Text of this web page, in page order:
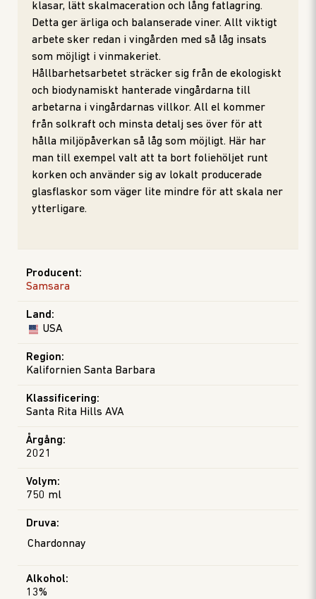
klasar, lätt skalmaceration och lång fatlagring.
Detta ger ärliga och balanserade viner. Allt viktigt
arbete sker redan i vingården med så låg insats
som möjligt i vinmakeriet.
Hållbarhetsarbetet sträcker sig från de ekologiskt
och biodynamiskt hanterade vingårdarna till
arbetarna i vingårdarnas villkor. All el kommer
från solkraft och minsta detalj ses över för att
hålla miljöpåverkan så låg som möjligt. Här har
man till exempel valt att ta bort foliehöljet runt
korken och använder sig av lokalt producerade
glasflaskor som väger lite mindre för att skala ner
ytterligare.
Producent:
Samsara
Land :
USA
Region:
Kalifornien Santa Barbara
Klassificering:
Santa Rita Hills AVA
Årgång:
2021
Volym:
750 ml
Druva:
Chardonnay
Alkohol:
13%